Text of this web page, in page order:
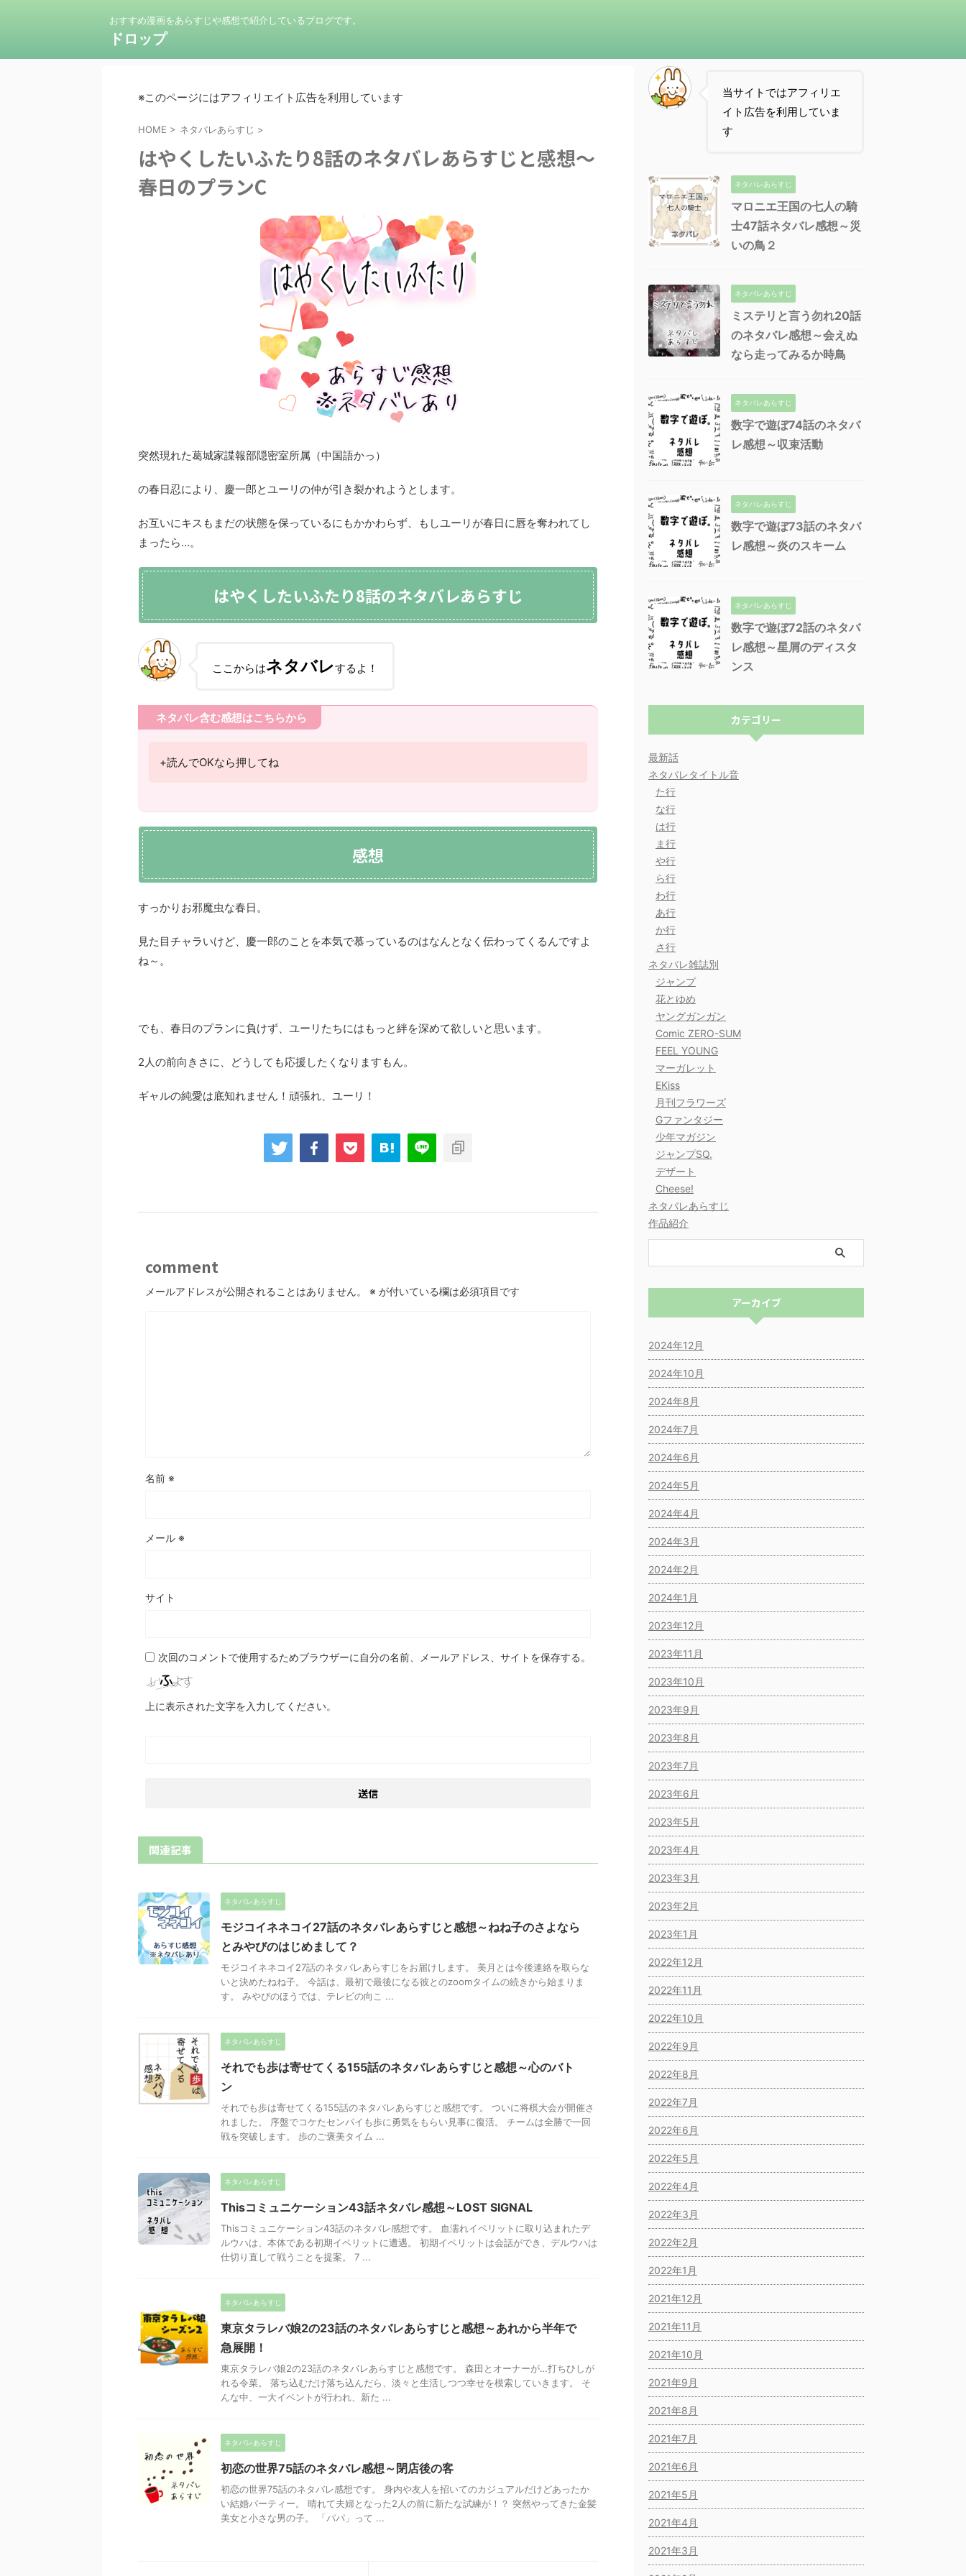
おすすめ漫画をあらすじや感想で紹介しているブログです。
ドロップ
※このページにはアフィリエイト広告を利用しています
HOME > ネタバレあらすじ >
はやくしたいふたり8話のネタバレあらすじと感想〜
春日のプランC
突然現れた葛城家諜報部隠密室所属（中国語かっ）
の春日忍により、慶一郎とユーリの仲が引き裂かれようとします。
お互いにキスもまだの状態を保っているにもかかわらず、もしユーリが春日に唇を奪われてし
まったら…。
はやくしたいふたり8話のネタバレあらすじ
ここからはネタバレするよ！
ネタバレ含む感想はこちらから
+読んでOKなら押してね
感想
すっかりお邪魔虫な春日。
見た目チャラいけど、慶一郎のことを本気で慕っているのはなんとなく伝わってくるんですよ
ね～。
でも、春日のプランに負けず、ユーリたちにはもっと絆を深めて欲しいと思います。
2人の前向きさに、どうしても応援したくなりますもん。
ギャルの純愛は底知れません！頑張れ、ユーリ！
comment
メールアドレスが公開されることはありません。 ※ が付いている欄は必須項目です
名前 ※
メール ※
サイト
次回のコメントで使用するためブラウザーに自分の名前、メールアドレス、サイトを保存する。
上に表示された文字を入力してください。
関連記事
ネタバレあらすじ
モジコイネネコイ27話のネタバレあらすじと感想～ねね子のさよなら
とみやびのはじめまして？
モジコイネネコイ27話のネタバレあらすじをお届けします。 美月とは今後連絡を取らな
いと決めたねね子。 今話は、最初で最後になる彼とのzoomタイムの続きから始まりま
す。 みやびのほうでは、テレビの向こ ...
ネタバレあらすじ
それでも歩は寄せてくる155話のネタバレあらすじと感想～心のバト
ン
それでも歩は寄せてくる155話のネタバレあらすじと感想です。 ついに将棋大会が開催さ
れました。 序盤でコケたセンパイも歩に勇気をもらい見事に復活。 チームは全勝で一回
戦を突破します。 歩のご褒美タイム ...
ネタバレあらすじ
Thisコミュニケーション43話ネタバレ感想～LOST SIGNAL
Thisコミュニケーション43話のネタバレ感想です。 血濡れイペリットに取り込まれたデ
ルウハは、本体である初期イペリットに遭遇。 初期イペリットは会話ができ、デルウハは
仕切り直して戦うことを提案。 7 ...
ネタバレあらすじ
東京タラレバ娘2の23話のネタバレあらすじと感想～あれから半年で
急展開！
東京タラレバ娘2の23話のネタバレあらすじと感想です。 森田とオーナーが…打ちひしが
れる令菜。 落ち込むだけ落ち込んだら、淡々と生活しつつ幸せを模索していきます。 そ
んな中、一大イベントが行われ、新た ...
ネタバレあらすじ
初恋の世界75話のネタバレ感想～閉店後の客
初恋の世界75話のネタバレ感想です。 身内や友人を招いてのカジュアルだけどあったか
い結婚パーティー。 晴れて夫婦となった2人の前に新たな試練が！？ 突然やってきた金髪
美女と小さな男の子。 「パパ」って ...
当サイトではアフィリエ
イト広告を利用していま
す
ネタバレあらすじ
マロニエ王国の七人の騎
士47話ネタバレ感想～災
いの鳥２
ネタバレあらすじ
ミステリと言う勿れ20話
のネタバレ感想～会えぬ
なら走ってみるか時鳥
ネタバレあらすじ
数字で遊ぼ74話のネタバ
レ感想～収束活動
ネタバレあらすじ
数字で遊ぼ73話のネタバ
レ感想～炎のスキーム
ネタバレあらすじ
数字で遊ぼ72話のネタバ
レ感想～星屑のディスタ
ンス
カテゴリー
最新話
ネタバレタイトル音
た行
な行
は行
ま行
や行
ら行
わ行
あ行
か行
さ行
ネタバレ雑誌別
ジャンプ
花とゆめ
ヤングガンガン
Comic ZERO-SUM
FEEL YOUNG
マーガレット
EKiss
月刊フラワーズ
Gファンタジー
少年マガジン
ジャンプSQ.
デザート
Cheese!
ネタバレあらすじ
作品紹介
アーカイブ
2024年12月
2024年10月
2024年8月
2024年7月
2024年6月
2024年5月
2024年4月
2024年3月
2024年2月
2024年1月
2023年12月
2023年11月
2023年10月
2023年9月
2023年8月
2023年7月
2023年6月
2023年5月
2023年4月
2023年3月
2023年2月
2023年1月
2022年12月
2022年11月
2022年10月
2022年9月
2022年8月
2022年7月
2022年6月
2022年5月
2022年4月
2022年3月
2022年2月
2022年1月
2021年12月
2021年11月
2021年10月
2021年9月
2021年8月
2021年7月
2021年6月
2021年5月
2021年4月
2021年3月